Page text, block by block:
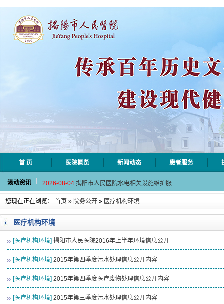
首 页 医院概览 新闻动态 患者服务
滚动资讯
2026-08-06 揭阳市人民医院采集自动对焦相机市
2026-08-04 揭阳市人民医院水电相关设施维护服
2026-07-31 学术聚力！妇儿分论坛精彩收官
2026-07-31 以学术聚合力 | 运动健康分论坛助
2026-08-06
2026-07-31 大咖云集探内科前沿！首届榕江医学
2026-07-31 以学术聚合力 | 运动健康分论坛助
您现在正在浏览： 首页 » 院务公开 » 医疗机构环境
医疗机构环境
[医疗机构环境] 揭阳市人民医院2016年上半年环境信息公开
[医疗机构环境] 2015年第四季度污水处理信息公开内容
[医疗机构环境] 2015年第四季度医疗废物处理信息公开内容
[医疗机构环境] 2015年第三季度污水处理信息公开内容